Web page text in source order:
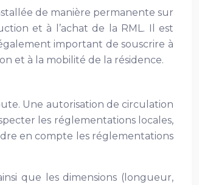
de manière permanente sur
et à l’achat de la RML. Il est
important de souscrire à
et à la mobilité de la résidence.
Une autorisation de circulation
les réglementations locales,
en compte les réglementations
que les dimensions (longueur,